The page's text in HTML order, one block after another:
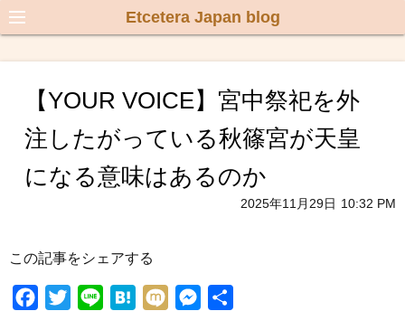
Etcetera Japan blog
【YOUR VOICE】宮中祭祀を外
注したがっている秋篠宮が天皇
になる意味はあるのか
2025年11月29日 10:32 PM
この記事をシェアする
H
M